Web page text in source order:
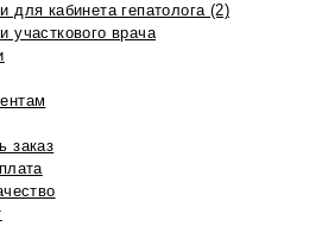
для кабинета гепатолога (2)
участкового врача
заказ